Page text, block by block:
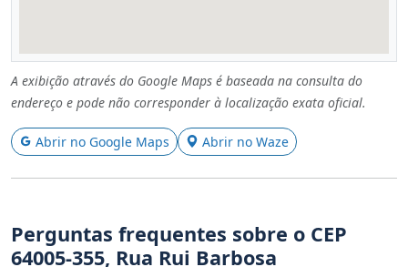
A exibição através do Google Maps é baseada na consulta do
endereço e pode não corresponder à localização exata oficial.
Abrir no Google Maps Abrir no Waze
Perguntas frequentes sobre o CEP
64005-355, Rua Rui Barbosa